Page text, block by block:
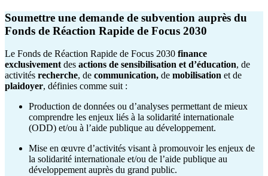
Soumettre une demande de subvention auprès du
Fonds de Réaction Rapide de Focus 2030
Le Fonds de Réaction Rapide de Focus 2030 finance
exclusivementdes actions de sensibilisation et d’éducation, de
activités recherche, de communication, de mobilisation et de
plaidoyer, définies comme suit :
Production de données ou d’analyses permettant de mieux
comprendre les enjeux liés à la solidarité internationale
(ODD) et/ou à l’aide publique au développement.
Mise en œuvre d’activités visant à promouvoir les enjeux de
la solidarité internationale et/ou de l’aide publique au
développement auprès du grand public.